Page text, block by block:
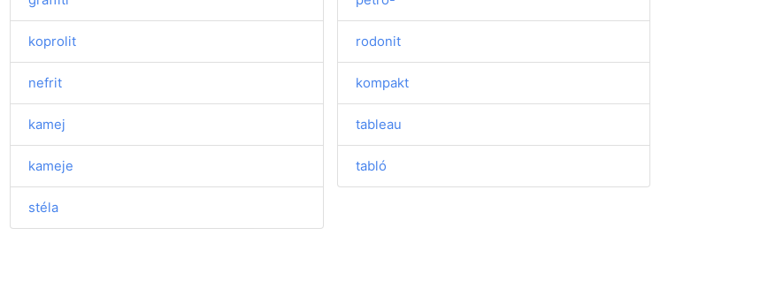
koprolit
nefrit
kamej
kameje
stéla
rodonit
kompakt
tableau
tabló